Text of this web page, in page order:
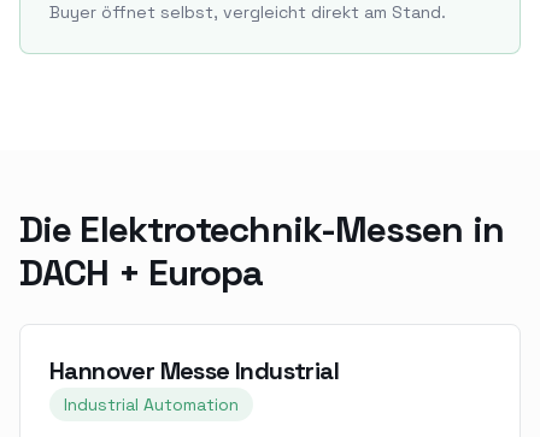
Buyer öffnet selbst, vergleicht direkt am Stand.
Die Elektrotechnik-Messen in
DACH + Europa
Hannover Messe Industrial
Industrial Automation